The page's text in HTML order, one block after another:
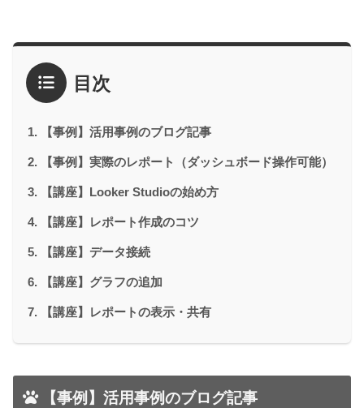
目次
【事例】活用事例のブログ記事
【事例】実際のレポート（ダッシュボード操作可能）
【講座】Looker Studioの始め方
【講座】レポート作成のコツ
【講座】データ接続
【講座】グラフの追加
【講座】レポートの表示・共有
【事例】活用事例のブログ記事